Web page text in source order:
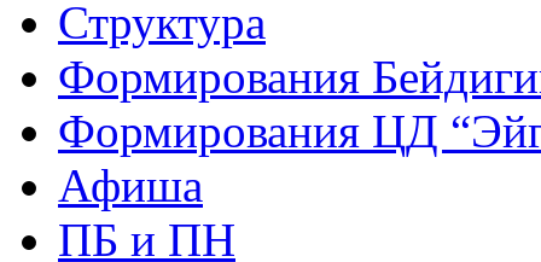
Структура
Формирования
Формирования ЦД
Афиша
ПБ и ПН